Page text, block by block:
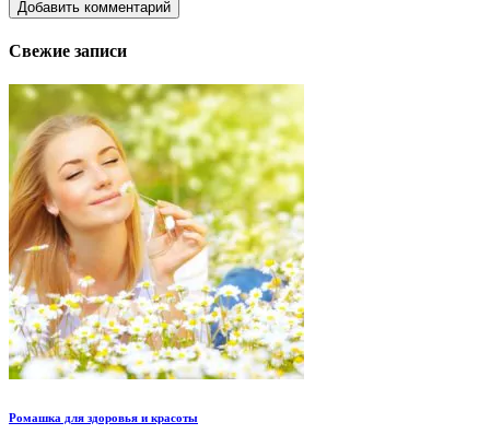
Свежие записи
Ромашка для здоровья и красоты